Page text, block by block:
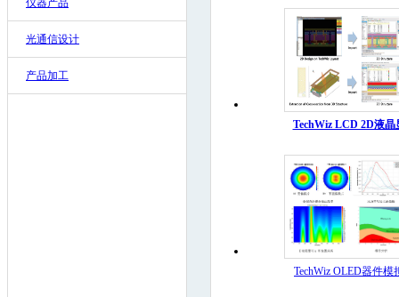
仪器产品
光通信设计
产品加工
TechWiz LCD 2D液晶
TechWiz OLED器件模